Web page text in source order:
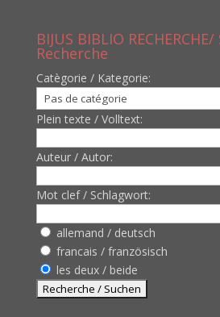
BIJUS BIBLIO RECHERCHE/
Recherche
Catègorie / Kategorie:
Plein texte / Volltext:
Auteur / Autor:
Mot clef / Schlagwort:
allemand / deutsch
francais / französisch
les deux / beide